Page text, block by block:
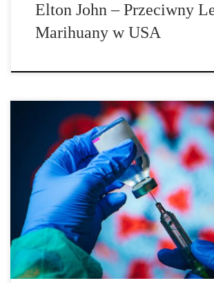
Elton John – Przeciwny
Marihuany w USA
Najczęstszymi skutkami uboczny po przebyciu
jest utrata węchu […]